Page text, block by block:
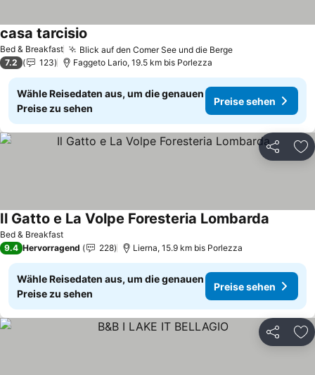
Bed & Breakfast Blick auf den Comer See und die BergePreise sehen
casa tarcisio
7.2 123 Faggeto Lario, 19.5 km bis Porlezza
Wähle Reisedaten aus, um die genauen
Preise zu sehen
Preise sehen
Teilen
Bed & Breakfast
Il Gatto e La Volpe Foresteria Lombarda
9.4 Hervorragend 228 Lierna, 15.9 km bis Porlezza
Wähle Reisedaten aus, um die genauen
Preise zu sehen
Preise sehen
Teilen